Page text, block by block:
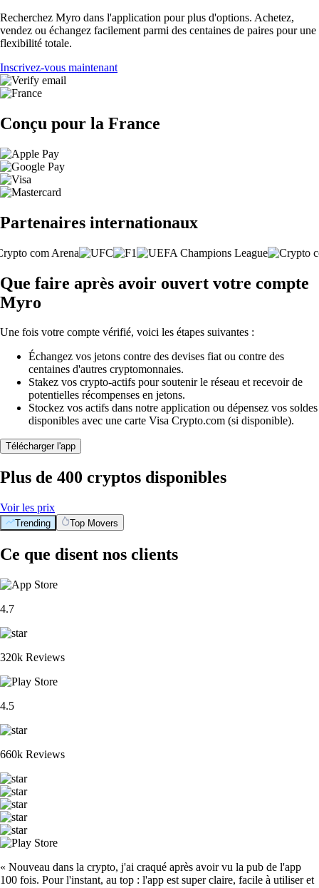
Recherchez Myro dans l'application pour plus d'options. Achetez,
vendez ou échangez facilement parmi des centaines de paires pour une
flexibilité totale.
Inscrivez-vous maintenant
Conçu pour la France
Partenaires internationaux
Que faire après avoir ouvert votre compte
Myro
Une fois votre compte vérifié, voici les étapes suivantes :
Échangez vos jetons contre des devises fiat ou contre des
centaines d'autres cryptomonnaies.
Stakez vos crypto-actifs pour soutenir le réseau et recevoir de
potentielles récompenses en jetons.
Stockez vos actifs dans notre application ou dépensez vos soldes
disponibles avec une carte Visa Crypto.com (si disponible).
Télécharger l'app
Plus de 400 cryptos disponibles
Voir les prix
Trending Top Movers
Ce que disent nos clients
4.7
320k Reviews
4.5
660k Reviews
« Nouveau dans la crypto, j'ai craqué après avoir vu la pub de l'app
100 fois. Pour l'instant, au top : l'app est super claire, facile à utiliser et